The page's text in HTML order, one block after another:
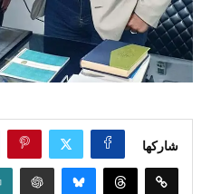
شاركها